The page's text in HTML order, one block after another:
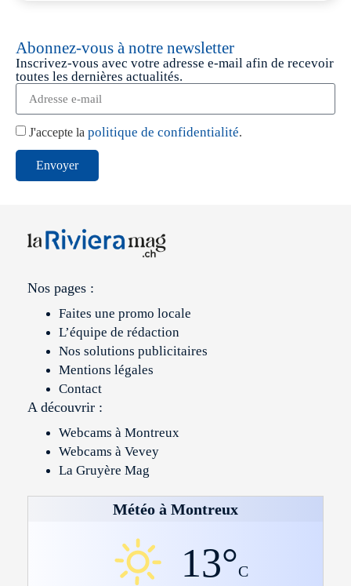
Abonnez-vous à notre newsletter
Inscrivez-vous avec votre adresse e-mail afin de recevoir
toutes les dernières actualités.
J'accepte la politique de confidentialité.
Envoyer
Nos pages :
Faites une promo locale
L’équipe de rédaction
Nos solutions publicitaires
Mentions légales
Contact
A découvrir :
Webcams à Montreux
Webcams à Vevey
La Gruyère Mag
Météo à Montreux
13°C